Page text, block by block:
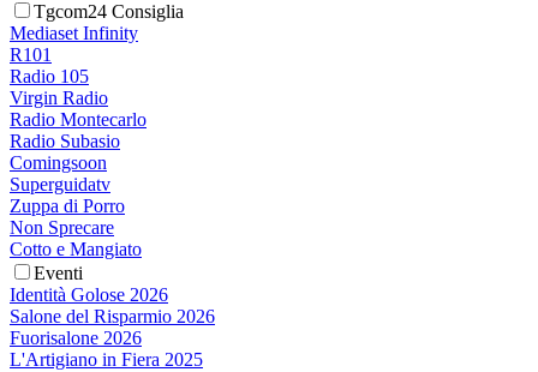
Tgcom24 Consiglia
Mediaset Infinity
R101
Radio 105
Virgin Radio
Radio Montecarlo
Radio Subasio
Comingsoon
Superguidatv
Zuppa di Porro
Non Sprecare
Cotto e Mangiato
Eventi
Identità Golose 2026
Salone del Risparmio 2026
Fuorisalone 2026
L'Artigiano in Fiera 2025